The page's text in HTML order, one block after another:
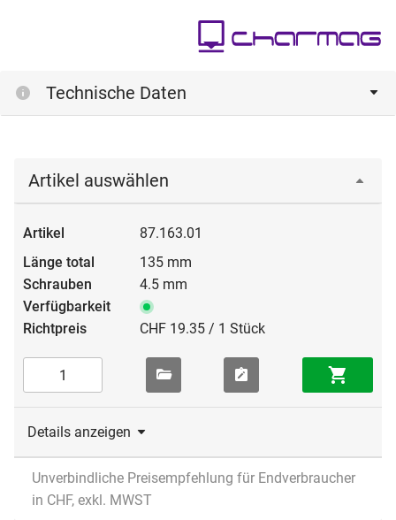
Technische Daten
Artikel auswählen
87.163.01
135 mm
4.5 mm
CHF 19.35 / 1 Stück
Details anzeigen
Unverbindliche Preisempfehlung für Endverbraucher
in CHF, exkl. MWST